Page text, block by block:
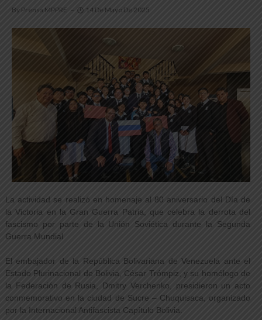
By Prensa MPPRE 14 De Mayo De 2025
La actividad se realizó en homenaje al 80 aniversario del Día de
la Victoria en la Gran Guerra Patria, que celebra la derrota del
fascismo por parte de la Unión Soviética durante la Segunda
Guerra Mundial
El embajador de la República Bolivariana de Venezuela ante el
Estado Plurinacional de Bolivia, César Trómpiz, y su homólogo de
la Federación de Rusia, Dmitry Verchenko, presidieron un acto
conmemorativo en la ciudad de Sucre – Chuquisaca, organizado
por la Internacional Antifascista Capítulo Bolivia.